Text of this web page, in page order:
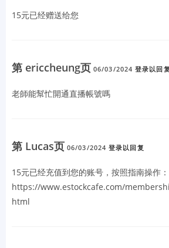
15元已经赠送给您
第 ericcheung页 06/03/2024 登录以回复
老師能幫忙開通直播帳號嗎
第 Lucas页 06/03/2024 登录以回复
15元已经充值到您的账号，按照指南操作：
https://www.estockcafe.com/
html